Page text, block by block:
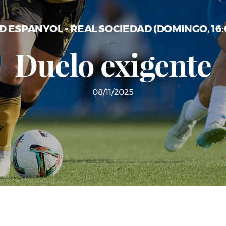
ESPANYOL - REAL SOCIEDAD (DOMINGO,
Duelo exigente
08/11/2025